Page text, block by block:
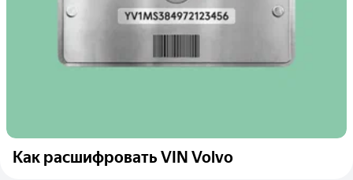
Как расшифровать VIN Volvo